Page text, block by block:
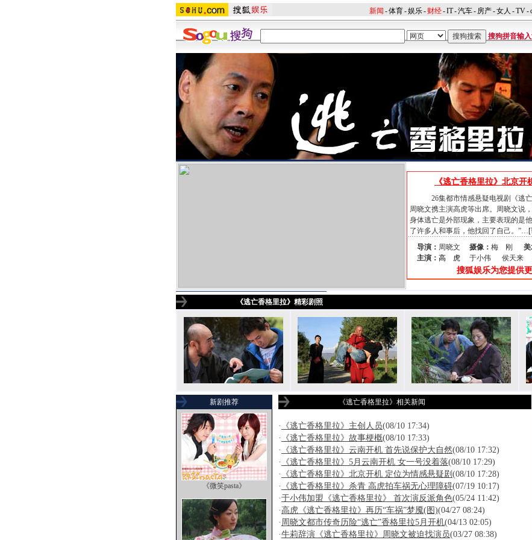
新闻 -体育-娱乐- 财经-IT-汽车- 房产-女人 -TV-
搜狗拼音输
《逃亡香格里拉》北京开
26集都市情感悬疑电视剧《逃
周晓文携主演高虎等出席。周晓文说
身体逃亡是外部现象，主要表现的是
了许多人和事后，他找回了自己。”…[
导演： 周晓文 摄像： 梅 刚 美
主演： 高 虎于小伟 侯天来
搜狐娱乐为您提供
《逃亡香格里拉》精彩剧照
新剧推荐
《微笑pasta》
《逃亡香格里拉》相关新闻
· 《逃亡香格里拉》主创人员(08/10 17:34)
·
《逃亡香格里拉》故事梗概(08/10 17:33)
·
《逃亡香格里拉》云南开机 首先说保护大自然(08/10 17:32)
·
《逃亡香格里拉》5月云南开机 女一号没着落(08/10 17:29)
·
《逃亡香格里拉》北京开机 定位为情感悬疑剧 (08/10 17:28)
·
《逃亡香格里拉》杀青 高虎拍车祸无心理障碍(07/19 10:17)
·于小伟加盟《逃亡香格里拉》 首次演反派角色(05/24 11:42)
· 高虎《逃亡香格里拉》再历“车祸”梦魇(图)(04/27 08:24)
· 周晓文都市传奇历险“逃亡”香格里拉5月开机(04/13 02:05)
·牛莉辞演《逃亡香格里拉》周晓文被迫找演员(03/27 08:38)